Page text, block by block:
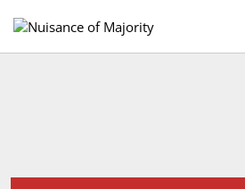
MERCH